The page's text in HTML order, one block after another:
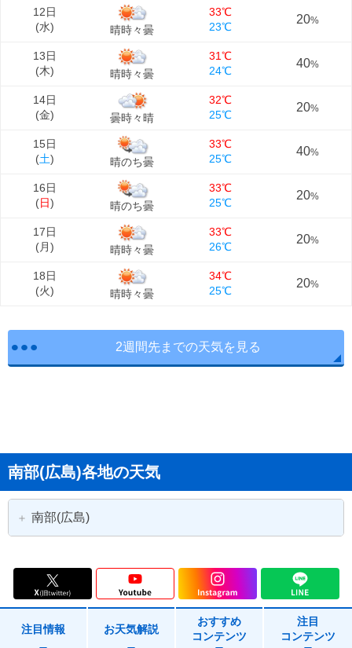
12日
(水) 晴時々曇
33℃
23℃
20%
13日
(木) 晴時々曇
31℃
24℃
40%
14日
(金) 曇時々晴
32℃
25℃
20%
15日
(土) 晴のち曇
33℃
25℃
40%
16日
(日) 晴のち曇
33℃
25℃
20%
17日
(月) 晴時々曇
33℃
26℃
20%
18日
(火) 晴時々曇
34℃
25℃
20%
2週間先までの天気を見る
南部(広島)各地の天気
南部(広島)
広島市東区 広島市南区
広島市西区 広島市安佐南区
注目情報 お天気解説
おすすめ
コンテンツ
注目
コンテンツ